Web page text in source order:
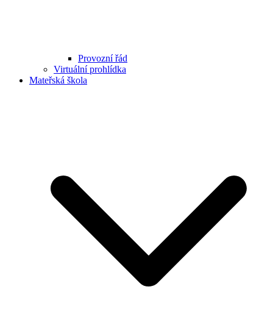
Provozní řád
Virtuální prohlídka
Mateřská škola